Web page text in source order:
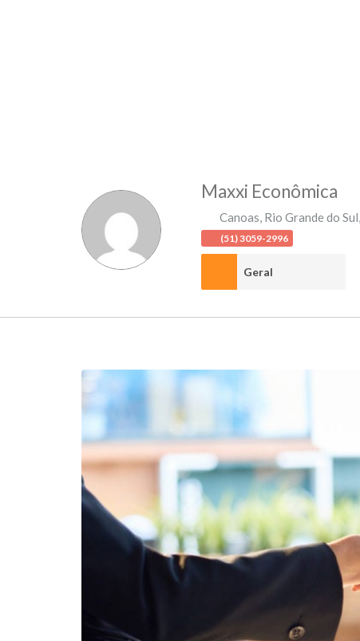
Maxxi Econômica
Canoas, Rio Grande do Sul,
(51) 3059-2996
Geral